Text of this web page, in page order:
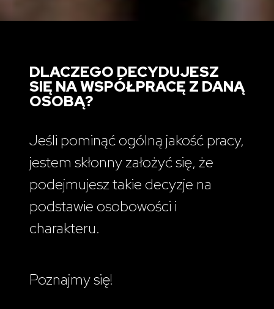
DLACZEGO DECYDUJESZ
SIĘ NA WSPÓŁPRACĘ Z DANĄ
OSOBĄ?
Jeśli pominąć ogólną jakość pracy,
jestem skłonny założyć się, że
podejmujesz takie decyzje na
podstawie osobowości i
charakteru.
Poznajmy się!